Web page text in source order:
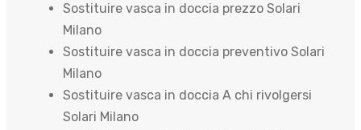
Sostituire vasca in doccia prezzo Solari
Milano
Sostituire vasca in doccia preventivo Solari
Milano
Sostituire vasca in doccia A chi rivolgersi
Solari Milano